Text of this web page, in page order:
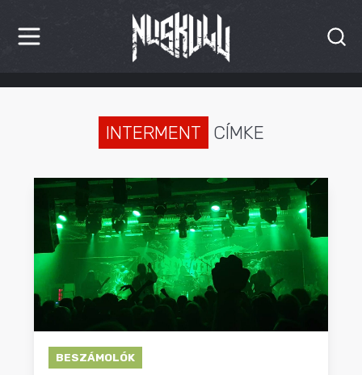
HÍREK
INTERJÚK
PREMIEREK
KULT
MÁSVILÁG
BLOG
INTERMENT CÍMKE
BESZÁMOLÓK